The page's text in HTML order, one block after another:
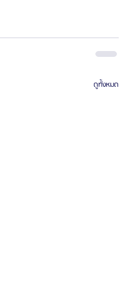
ดูทั้งหมด